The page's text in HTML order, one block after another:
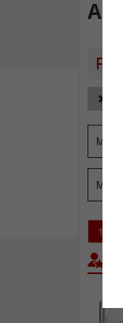
Max.
1